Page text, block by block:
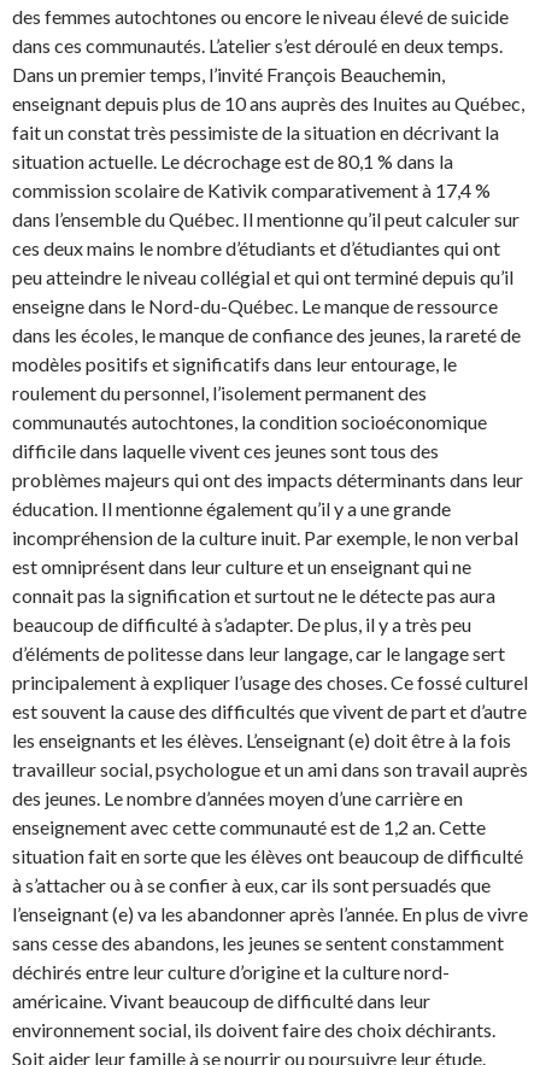
des femmes autochtones ou encore le niveau élevé de suicide
dans ces communautés. L’atelier s’est déroulé en deux temps.
Dans un premier temps, l’invité François Beauchemin,
enseignant depuis plus de 10 ans auprès des Inuites au Québec,
fait un constat très pessimiste de la situation en décrivant la
situation actuelle. Le décrochage est de 80,1 % dans la
commission scolaire de Kativik comparativement à 17,4 %
dans l’ensemble du Québec. Il mentionne qu’il peut calculer sur
ces deux mains le nombre d’étudiants et d’étudiantes qui ont
peu atteindre le niveau collégial et qui ont terminé depuis qu’il
enseigne dans le Nord-du-Québec. Le manque de ressource
dans les écoles, le manque de confiance des jeunes, la rareté de
modèles positifs et significatifs dans leur entourage, le
roulement du personnel, l’isolement permanent des
communautés autochtones, la condition socioéconomique
difficile dans laquelle vivent ces jeunes sont tous des
problèmes majeurs qui ont des impacts déterminants dans leur
éducation. Il mentionne également qu’il y a une grande
incompréhension de la culture inuit. Par exemple, le non verbal
est omniprésent dans leur culture et un enseignant qui ne
connait pas la signification et surtout ne le détecte pas aura
beaucoup de difficulté à s’adapter. De plus, il y a très peu
d’éléments de politesse dans leur langage, car le langage sert
principalement à expliquer l’usage des choses. Ce fossé culturel
est souvent la cause des difficultés que vivent de part et d’autre
les enseignants et les élèves. L’enseignant (e) doit être à la fois
travailleur social, psychologue et un ami dans son travail auprès
des jeunes. Le nombre d’années moyen d’une carrière en
enseignement avec cette communauté est de 1,2 an. Cette
situation fait en sorte que les élèves ont beaucoup de difficulté
à s’attacher ou à se confier à eux, car ils sont persuadés que
l’enseignant (e) va les abandonner après l’année. En plus de vivre
sans cesse des abandons, les jeunes se sentent constamment
déchirés entre leur culture d’origine et la culture nord-
américaine. Vivant beaucoup de difficulté dans leur
environnement social, ils doivent faire des choix déchirants.
Soit aider leur famille à se nourrir ou poursuivre leur étude.